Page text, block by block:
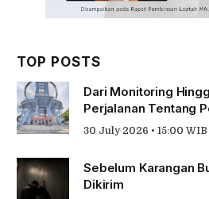
TOP POSTS
Dari Monitoring
Perjalanan Tentang
30 July 2026 • 15:00 WIB
Sebelum Karangan
Dikirim